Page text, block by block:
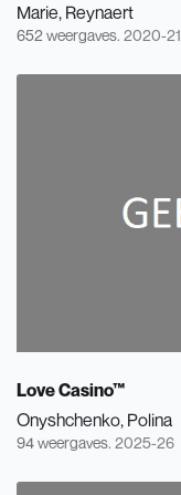
Marie, Reynaert
652 weergaves. 2020-21
Love Casino™
Onyshchenko, Polina
94 weergaves. 2025-26